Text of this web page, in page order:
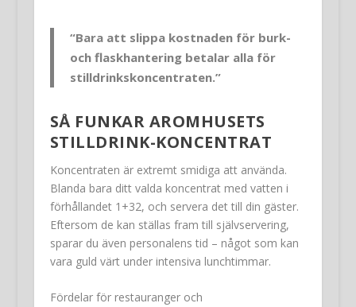
“Bara att slippa kostnaden för burk-
och flaskhantering betalar alla för
stilldrinkskoncentraten.”
SÅ FUNKAR AROMHUSETS
STILLDRINK-KONCENTRAT
Koncentraten är extremt smidiga att använda.
Blanda bara ditt valda koncentrat med vatten i
förhållandet 1+32, och servera det till din gäster.
Eftersom de kan ställas fram till självservering,
sparar du även personalens tid – något som kan
vara guld värt under intensiva lunchtimmar.
Fördelar för restauranger och